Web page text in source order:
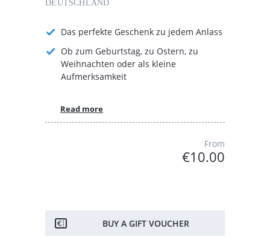
EUTSCHLAND
Das perfekte Geschenk zu jedem Anlass
Ob zum Geburtstag, zu Ostern, zu
Weihnachten oder als kleine
Aufmerksamkeit
Read more
From
€10.00
BUY A GIFT VOUCHER